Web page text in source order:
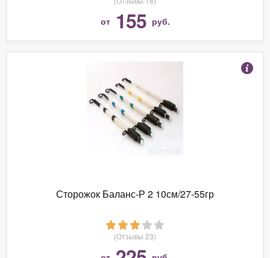
от 155 руб.
Сторожок Баланс-Р 2 10см/27-55гр
(Отзывы 23)